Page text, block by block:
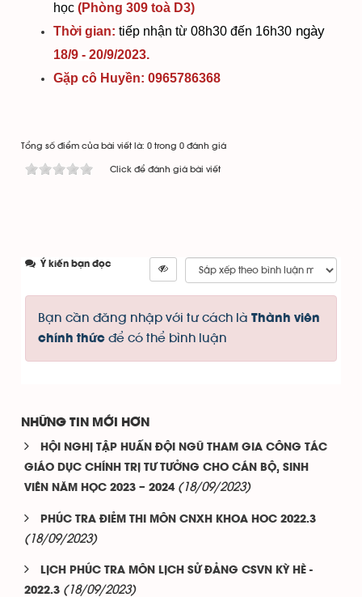
học (Phòng 309 toà D3)
Thời gian: tiếp nhận từ 08h30 đến 16h30 ngày
18/9 - 20/9/2023.
Gặp cô Huyền: 0965786368
Tổng số điểm của bài viết là: 0 trong 0 đánh giá
Click để đánh giá bài viết
Ý kiến bạn đọc
Bạn cần đăng nhập với tư cách là Thành viên
chính thức để có thể bình luận
NHỮNG TIN MỚI HƠN
HỘI NGHỊ TẬP HUẤN ĐỘI NGŨ THAM GIA CÔNG TÁC
GIÁO DỤC CHÍNH TRỊ TƯ TƯỞNG CHO CÁN BỘ, SINH
VIÊN NĂM HỌC 2023 – 2024 (18/09/2023)
PHÚC TRA ĐIẺM THI MÔN CNXH KHOA HOC 2022.3
(18/09/2023)
LỊCH PHÚC TRA MÔN LỊCH SỬ ĐẢNG CSVN KỲ HÈ -
2022.3 (18/09/2023)